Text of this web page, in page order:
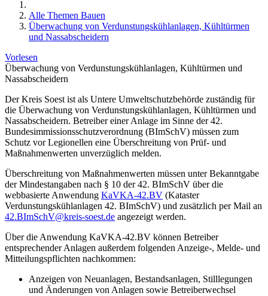
Alle Themen Bauen
Überwachung von Verdunstungskühlanlagen, Kühltürmen
und Nassabscheidern
Vorlesen
Überwachung von Verdunstungskühlanlagen, Kühltürmen und
Nassabscheidern
Der Kreis Soest ist als Untere Umweltschutzbehörde zuständig für
die Überwachung von Verdunstungskühlanlagen, Kühltürmen und
Nassabscheidern. Betreiber einer Anlage im Sinne der 42.
Bundesimmissionsschutzverordnung (BImSchV) müssen zum
Schutz vor Legionellen eine Überschreitung von Prüf- und
Maßnahmenwerten unverzüglich melden.
Überschreitung von Maßnahmenwerten müssen unter Bekanntgabe
der Mindestangaben nach § 10 der 42. BImSchV über die
webbasierte Anwendung KaVKA-42.BV (Kataster
Verdunstungskühlanlagen 42. BImSchV) und zusätzlich per Mail an
42.BImSchV@kreis-soest.de angezeigt werden.
Über die Anwendung KaVKA-42.BV können Betreiber
entsprechender Anlagen außerdem folgenden Anzeige-, Melde- und
Mitteilungspflichten nachkommen:
Anzeigen von Neuanlagen, Bestandsanlagen, Stilllegungen
und Änderungen von Anlagen sowie Betreiberwechsel